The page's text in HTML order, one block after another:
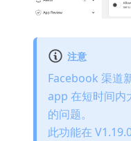
注意
Facebook 渠道
app 在短时间内
的问题。
此功能在